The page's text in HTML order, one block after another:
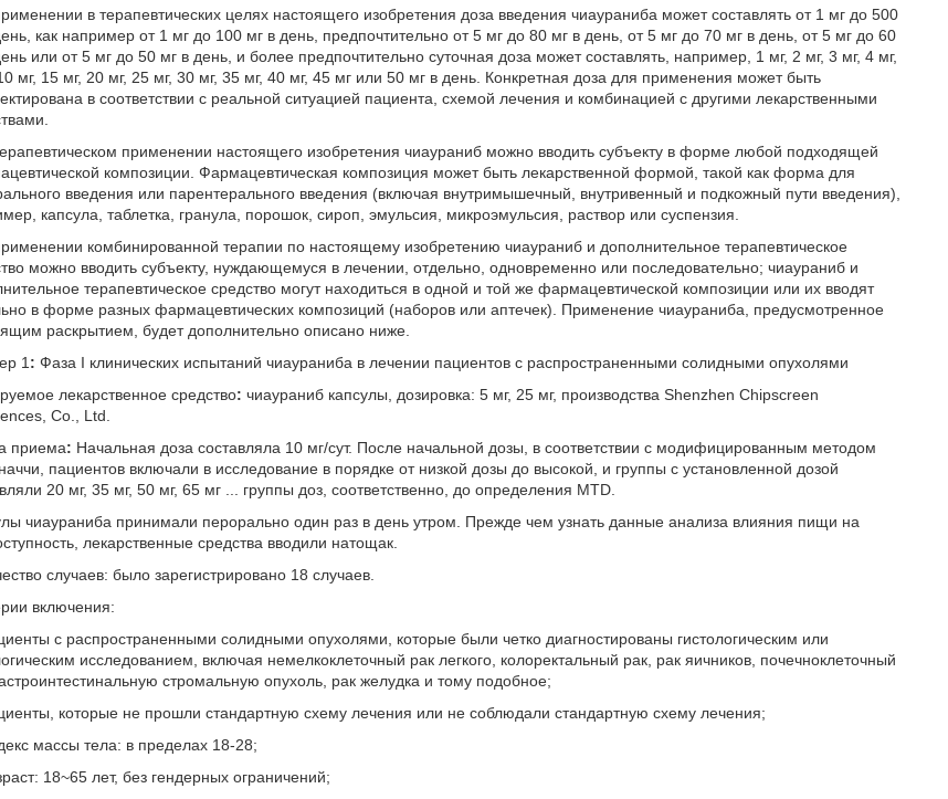
в терапевтических целях настоящего изобретения доза введения чиаураниба может составлять от 1 мг до 500
как например от 1 мг до 100 мг в день, предпочтительно от 5 мг до 80 мг в день, от 5 мг до 70 мг в день, от 5 мг до 60
или от 5 мг до 50 мг в день, и более предпочтительно суточная доза может составлять, например, 1 мг, 2 мг, 3 мг, 4 мг,
мг, 15 мг, 20 мг, 25 мг, 30 мг, 35 мг, 40 мг, 45 мг или 50 мг в день. Конкретная доза для применения может быть
в соответствии с реальной ситуацией пациента, схемой лечения и комбинацией с другими лекарственными
применении настоящего изобретения чиаураниб можно вводить субъекту в форме любой подходящей
композиции. Фармацевтическая композиция может быть лекарственной формой, такой как форма для
введения или парентерального введения (включая внутримышечный, внутривенный и подкожный пути введения),
капсула, таблетка, гранула, порошок, сироп, эмульсия, микроэмульсия, раствор или суспензия.
комбинированной терапии по настоящему изобретению чиаураниб и дополнительное терапевтическое
можно вводить субъекту, нуждающемуся в лечении, отдельно, одновременно или последовательно; чиаураниб и
терапевтическое средство могут находиться в одной и той же фармацевтической композиции или их вводят
в форме разных фармацевтических композиций (наборов или аптечек). Применение чиаураниба, предусмотренное
раскрытием, будет дополнительно описано ниже.
1 : Фаза I клинических испытаний чиаураниба в лечении пациентов с распространенными солидными опухолями
лекарственное средство: чиаураниб капсулы, дозировка: 5 мг, 25 мг, производства Shenzhen Chipscreen
Co., Ltd.
приема: Начальная доза составляла 10 мг/сут. После начальной дозы, в соответствии с модифицированным методом
пациентов включали в исследование в порядке от низкой дозы до высокой, и группы с установленной дозой
20 мг, 35 мг, 50 мг, 65 мг ... группы доз, соответственно, до определения MTD.
чиаураниба принимали перорально один раз в день утром. Прежде чем узнать данные анализа влияния пищи на
лекарственные средства вводили натощак.
случаев: было зарегистрировано 18 случаев.
включения:
с распространенными солидными опухолями, которые были четко диагностированы гистологическим или
исследованием, включая немелкоклеточный рак легкого, колоректальный рак, рак яичников, почечноклеточный
стромальную опухоль, рак желудка и тому подобное;
которые не прошли стандартную схему лечения или не соблюдали стандартную схему лечения;
массы тела: в пределах 18-28;
18~65 лет, без гендерных ограничений;